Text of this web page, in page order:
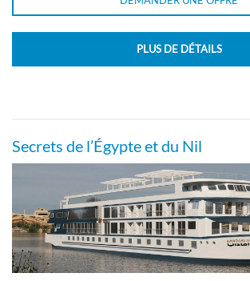
PLUS DE DÉTAILS
Secrets de l’Égypte et du Nil